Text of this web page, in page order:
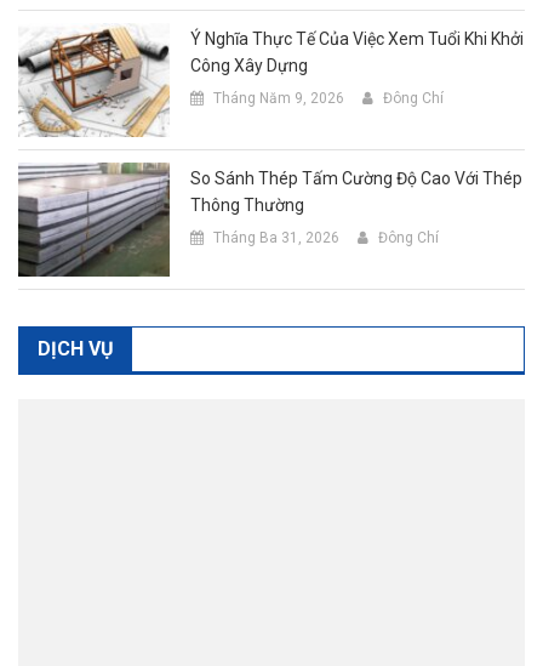
Ý Nghĩa Thực Tế Của Việc Xem Tuổi Khi Khởi
Công Xây Dựng
Tháng Năm 9, 2026 Đông Chí
So Sánh Thép Tấm Cường Độ Cao Với Thép
Thông Thường
Tháng Ba 31, 2026 Đông Chí
DỊCH VỤ